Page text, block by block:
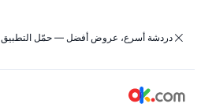
‏دردشة أسرع، عروض أفضل — حمّل التطبيق
45,000